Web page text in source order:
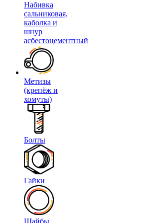
Набивка
сальниковая,
каболка и
шнур
асбестоцементный
Метизы
(крепёж и
хомуты)
Болты
Гайки
Шайбы